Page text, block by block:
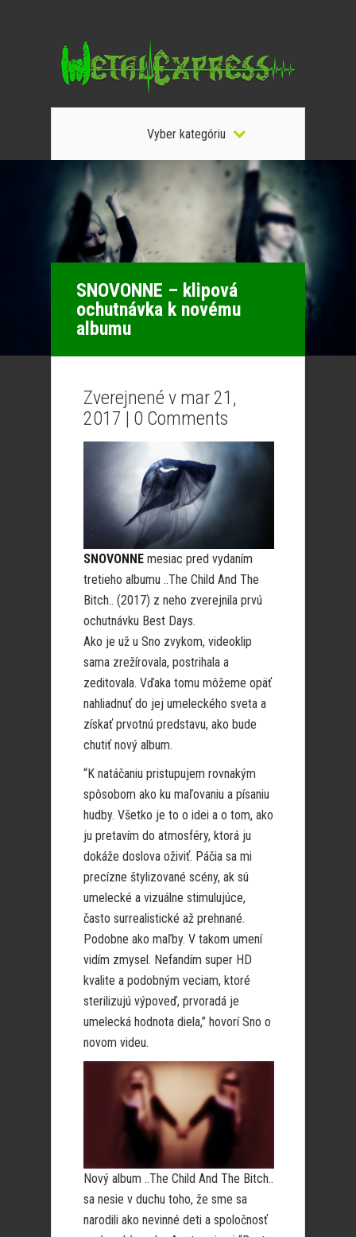
Vyber kategóriu
SNOVONNE – klipová
ochutnávka k novému
albumu
Zverejnené v mar 21,
2017 | 0 Comments
SNOVONNE mesiac pred vydaním
tretieho albumu ..The Child And The
Bitch.. (2017) z neho zverejnila prvú
ochutnávku Best Days.
Ako je už u Sno zvykom, videoklip
sama zrežírovala, postrihala a
zeditovala. Vďaka tomu môžeme opäť
nahliadnuť do jej umeleckého sveta a
získať prvotnú predstavu, ako bude
chutiť nový album.
“K natáčaniu pristupujem rovnakým
spôsobom ako ku maľovaniu a písaniu
hudby. Všetko je to o idei a o tom, ako
ju pretavím do atmosféry, ktorá ju
dokáže doslova oživiť. Páčia sa mi
precízne štylizované scény, ak sú
umelecké a vizuálne stimulujúce,
často surrealistické až prehnané.
Podobne ako maľby. V takom umení
vidím zmysel. Nefandím super HD
kvalite a podobným veciam, ktoré
sterilizujú výpoveď, prvoradá je
umelecká hodnota diela,” hovorí Sno o
novom videu.
Nový album ..The Child And The Bitch..
sa nesie v duchu toho, že sme sa
narodili ako nevinné deti a spoločnosť